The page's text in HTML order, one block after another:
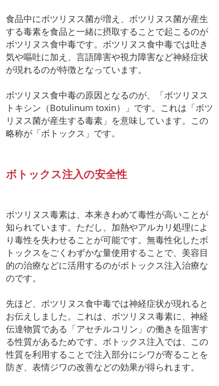
食品中にボツリヌス菌が増え、ボツリヌス菌が産生
する毒素を食品と一緒に摂取することで起こるのが
ボツリヌス食中毒です。ボツリヌス食中毒では吐き
気や嘔吐に加え、言語障害や視力障害など神経症状
が現れるのが特徴となっています。
ボツリヌス食中毒の原因となるのが、「ボツリヌス
トキシン（Botulinum toxin）」です。これは「ボツ
リヌス菌が産生する毒素」を意味しています。この
略称が「ボトックス」です。
ボトックス注入の安全性
ボツリヌス毒素は、本来きわめて毒性が高いことが
知られています。ただし、加熱やアルカリ処理によ
り毒性を失わせることが可能です。無毒性化したボ
トックスをごくわずかな量使用することで、美容目
的の治療などに活用するのがボトックス注入治療な
のです。
先ほど、ボツリヌス食中毒では神経症状が現れると
お伝えしました。これは、ボツリヌス毒素に、神経
伝達物質である「アセチルコリン」の働きを阻害す
る性質があるためです。ボトックス注入では、この
性質を利用することで注入部分にシワが寄ることを
防ぎ、表情ジワの改善などの効果が得られます。